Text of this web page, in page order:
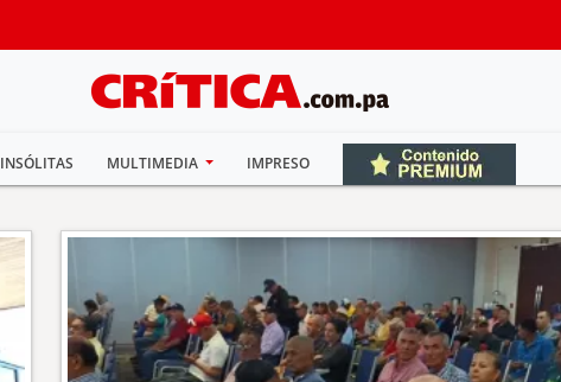
INSÓLITAS MULTIMEDIA IMPRESO